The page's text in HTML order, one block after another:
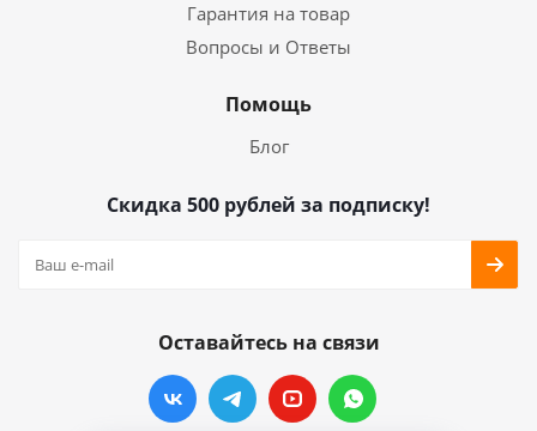
Гарантия на товар
Вопросы и Ответы
Помощь
Блог
Скидка 500 рублей за подписку!
Оставайтесь на связи